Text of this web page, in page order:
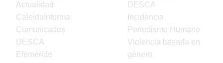
Actualidad
CaleidoInforma
Comunicados
DESCA
Efeméride
DESCA
Incidencia
Periodismo Humano
Violencia basada en
género